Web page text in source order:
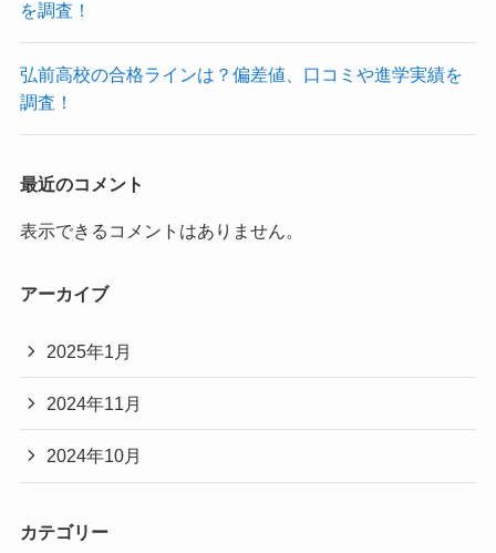
を調査！
弘前高校の合格ラインは？偏差値、口コミや進学実績を
調査！
最近のコメント
表示できるコメントはありません。
アーカイブ
2025年1月
2024年11月
2024年10月
カテゴリー